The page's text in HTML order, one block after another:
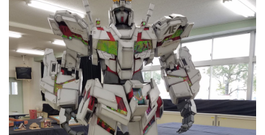
EduTech
IT Times
生成式AI與雲端應用
Enterprise Digital Transformation